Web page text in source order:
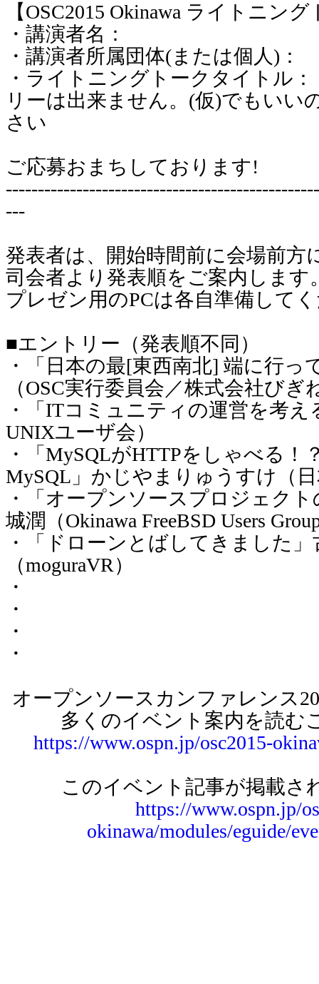
【OSC2015 Okinawa ライトニン
・講演者名：
・講演者所属団体(または個人)：
・ライトニングトークタイトル
リーは出来ません。(仮)でもいい
さい
ご応募おまちしております!
---
発表者は、開始時間前に会場前方
司会者より発表順をご案内します
プレゼン用のPCは各自準備して
■エントリー（発表順不同）
・「日本の最[東西南北] 端に行っ
（OSC実行委員会／株式会社びぎ
・「ITコミュニティの運営を考え
UNIXユーザ会）
・「MySQLがHTTPをしゃべる！
MySQL」かじやまりゅうすけ（
・「オープンソースプロジェク
城潤（Okinawa FreeBSD Users
・「ドローンとばしてきました」
（moguraVR）
・
・
・
・
オープンソースカンファレンス
多くのイベント案内を読む
https://www.ospn.jp/osc2015-
このイベント記事が掲載さ
https://www.ospn.jp/
okinawa/modules/eguide/